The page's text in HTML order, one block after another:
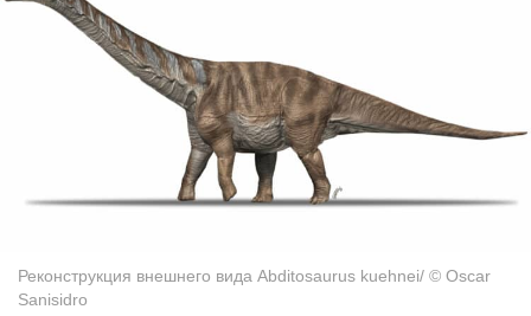
Реконструкция внешнего вида Abditosaurus kuehnei/ © Oscar
Sanisidro